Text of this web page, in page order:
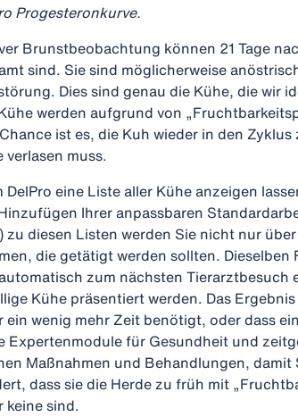
Progesteronkurve.
Brunstbeobachtung können 21 Tage
sind. Sie sind möglicherweise
Dies sind genau die Kühe, die wir
werden aufgrund von
ist es, die Kuh wieder in den
muss.
DelPro eine Liste aller Kühe anzeigen
Ihrer anpassbaren
zu diesen Listen werden Sie nicht nur
die getätigt werden sollten.
zum nächsten Tierarztbesuch
Kühe präsentiert werden. Das
wenig mehr Zeit benötigt, oder dass
Expertenmodule für Gesundheit und
Maßnahmen und Behandlungen,
dass sie die Herde zu früh mit
keine sind.